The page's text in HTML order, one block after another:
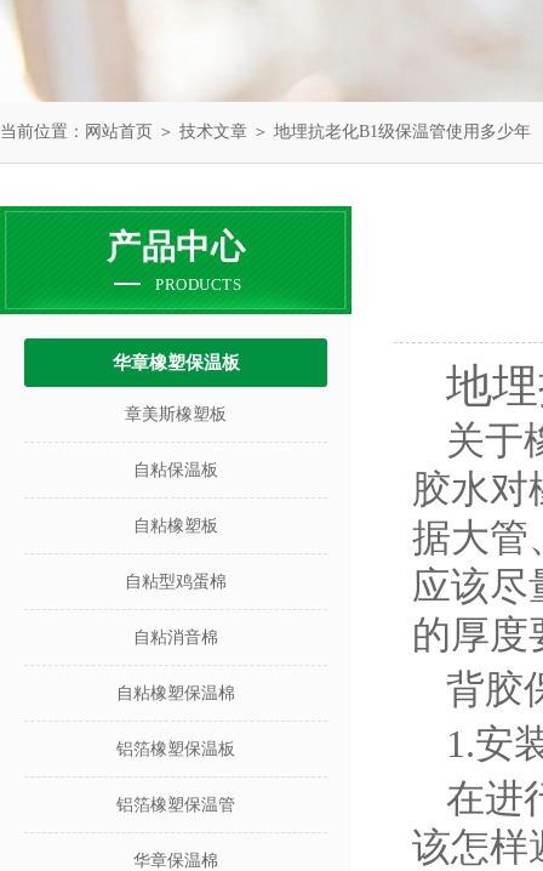
当前位置： 网站首页 ＞ 技术文章 ＞ 地埋抗老化B1级保温管使用多少年
产品中心
PRODUCTS
华章橡塑保温板
章美斯橡塑板
自粘保温板
自粘橡塑板
自粘型鸡蛋棉
自粘消音棉
自粘橡塑保温棉
铝箔橡塑保温板
铝箔橡塑保温管
华章保温棉
地
关于
胶水对
据大管
应该尽
的厚度
背胶
1.安
在进
该怎样